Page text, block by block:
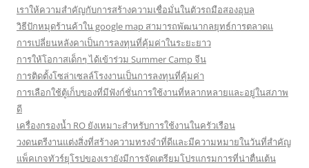
เราให้ความสำคัญกับการสร้างความเชื่อมั่นในตัวรถมือสองอุบล
วิธีปักหมุดร้านค้าใน google map สามารถพัฒนากลยุทธ์การตลาดแ
การเปลี่ยนหลังคาเป็นการลงทุนที่คุ้มค่าในระยะยาว
การให้โอกาสเด็กๆ ได้เข้าร่วม Summer Camp จีน
การติดตั้งโซล่าเซลล์โรงงานเป็นการลงทุนที่คุ้มค่า
การเลือกใช้ตู้เก็บของที่มีฟังก์ชั่นการใช้งานที่หลากหลายและอยู่ในสภาพ
ดี
เครื่องกรองน้ำ RO ยังเหมาะสำหรับการใช้งานในครัวเรือน
วงดนตรีงานแต่งสิ่งที่สร้างความทรงจำที่ดีและมีความหมายในวันที่สำคัญ
แพ็คเกจทัวร์ยุโรปของเรายังมีการจัดเตรียมโปรแกรมการที่น่าตื่นเต้น